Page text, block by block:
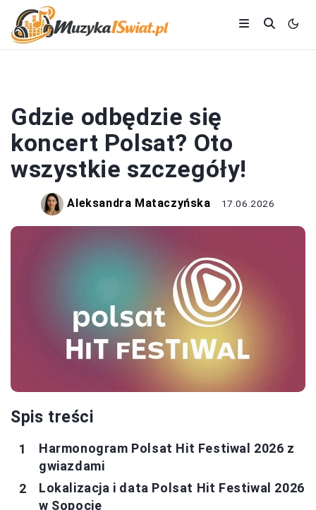
Gdzie odbędzie się
koncert Polsat? Oto
wszystkie szczegóły!
Aleksandra Mataczyńska 17.06.2026
Spis treści
Harmonogram Polsat Hit Festiwal 2026 z
gwiazdami
Lokalizacja i data Polsat Hit Festiwal 2026
w Sopocie